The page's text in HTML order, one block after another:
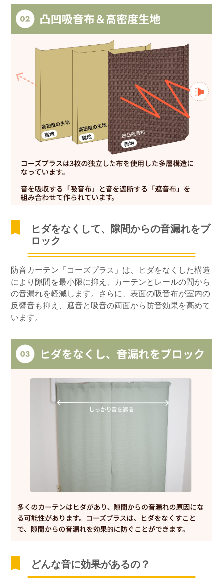
ヒダをなくして、隙間からの音漏れをブ
ロック
防音カーテン「コーズプラス」は、ヒダをなくした構造
により隙間を最小限に抑え、カーテンとレールの間から
の音漏れを軽減します。さらに、表面の吸音布が室内の
反響音も抑え、遮音と吸音の両面から防音効果を高めて
います。
どんな音に効果があるの？